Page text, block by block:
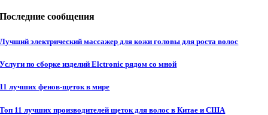
Последние сообщения
Лучший электрический массажер для кожи головы для роста волос
Услуги по сборке изделий Elctronic рядом со мной
11 лучших фенов-щеток в мире
Топ 11 лучших производителей щеток для волос в Китае и США